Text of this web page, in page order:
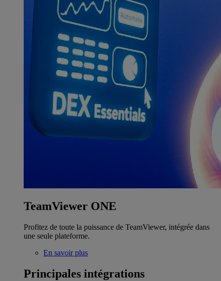
TeamViewer ONE
Profitez de toute la puissance de TeamViewer, intégrée dans
une seule plateforme.
En savoir plus
Principales intégrations